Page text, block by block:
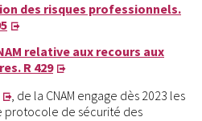
des risques professionnels.
relative aux recours aux
R 429
, de la CNAM engage dès 2023 les
protocole de sécurité des